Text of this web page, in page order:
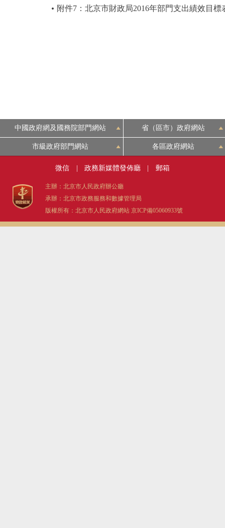
附件7：北京市財政局2016年部門支出績效目標
中國政府網及國務院部門網站 省（區市）政府網站
市級政府部門網站 各區政府網站
微信 政務新媒體發佈廳 郵箱
主辦：北京市人民政府辦公廳
承辦：北京市政務服務和數據管理局
版權所有：北京市人民政府網站 京ICP備05060933號